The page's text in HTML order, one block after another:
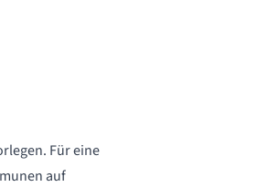
Für eine
auf